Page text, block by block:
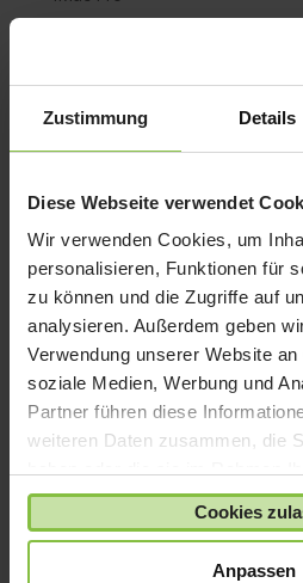
Zustimmung Details
Diese Webseite verwendet
Wir verwenden Cookies, um
personalisieren, Funktionen für
zu können und die Zugriffe auf
analysieren. Außerdem geben
Verwendung unserer Website
soziale Medien, Werbung und
Partner führen diese
weiteren Daten zusammen, die
gesammelt haben.
Cookies
Anpassen
iPhone 6
iPhone 7
iPhone 8
iPhone SE
iPhone X
iPod nano
iPod shuffle
Kabel & Adapter
Kopfhörer